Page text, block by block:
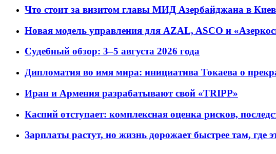
Что стоит за визитом главы МИД Азербайджана в
Новая модель управления для AZAL, ASCO и
Судебный обзор: 3–5 августа 2026 года
Дипломатия во имя мира: инициатива Токаева о
Иран и Армения разрабатывают свой «TRIPP»
Каспий отступает: комплексная оценка рисков,
Зарплаты растут, но жизнь дорожает быстрее там, где